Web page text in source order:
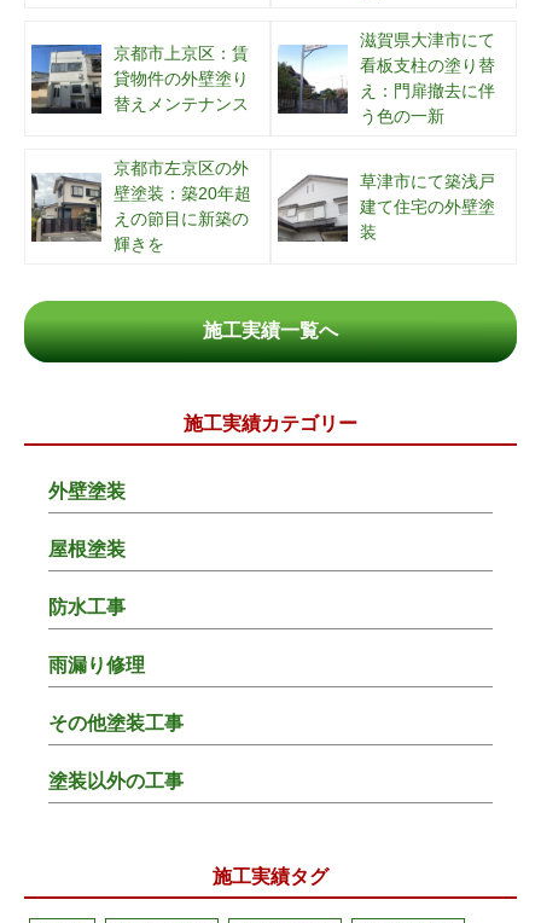
京都市上京区：賃
貸物件の外壁塗り
替えメンテナンス
滋賀県大津市にて
看板支柱の塗り替
え：門扉撤去に伴
う色の一新
京都市左京区の外
壁塗装：築20年超
えの節目に新築の
輝きを
草津市にて築浅戸
建て住宅の外壁塗
装
施工実績一覧へ
施工実績カテゴリー
外壁塗装
屋根塗装
防水工事
雨漏り修理
その他塗装工事
塗装以外の工事
施工実績タグ